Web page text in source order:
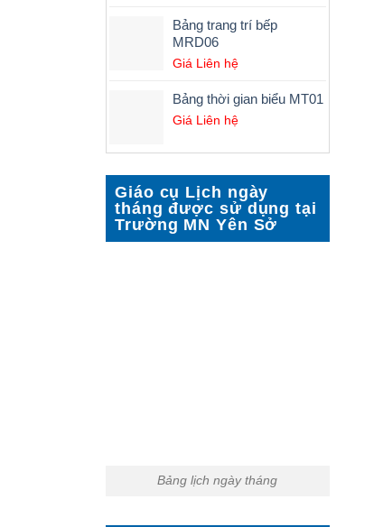
5 sao
Bảng trang trí bếp
MRD06
Giá Liên hệ
Bảng thời gian biểu MT01
Giá Liên hệ
Giáo cụ Lịch ngày
tháng được sử dụng tại
Trường MN Yên Sở
Bảng lịch ngày tháng